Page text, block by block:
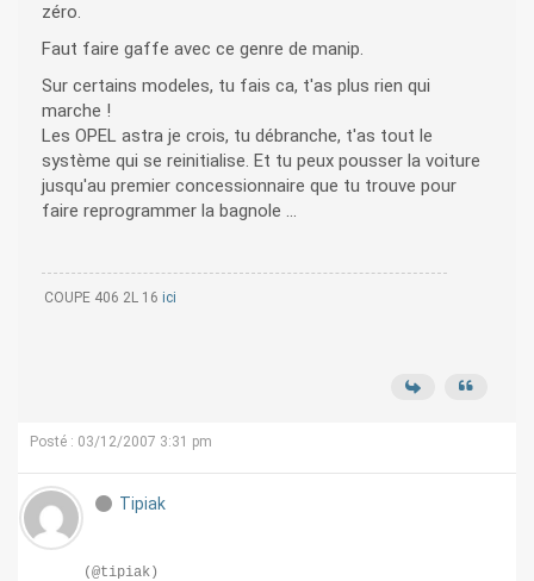
zéro.
Faut faire gaffe avec ce genre de manip.
Sur certains modeles, tu fais ca, t'as plus rien qui
marche !
Les OPEL astra je crois, tu débranche, t'as tout le
système qui se reinitialise. Et tu peux pousser la voiture
jusqu'au premier concessionnaire que tu trouve pour
faire reprogrammer la bagnole ...
COUPE 406 2L 16 ici
Posté : 03/12/2007 3:31 pm
Tipiak
(@tipiak)